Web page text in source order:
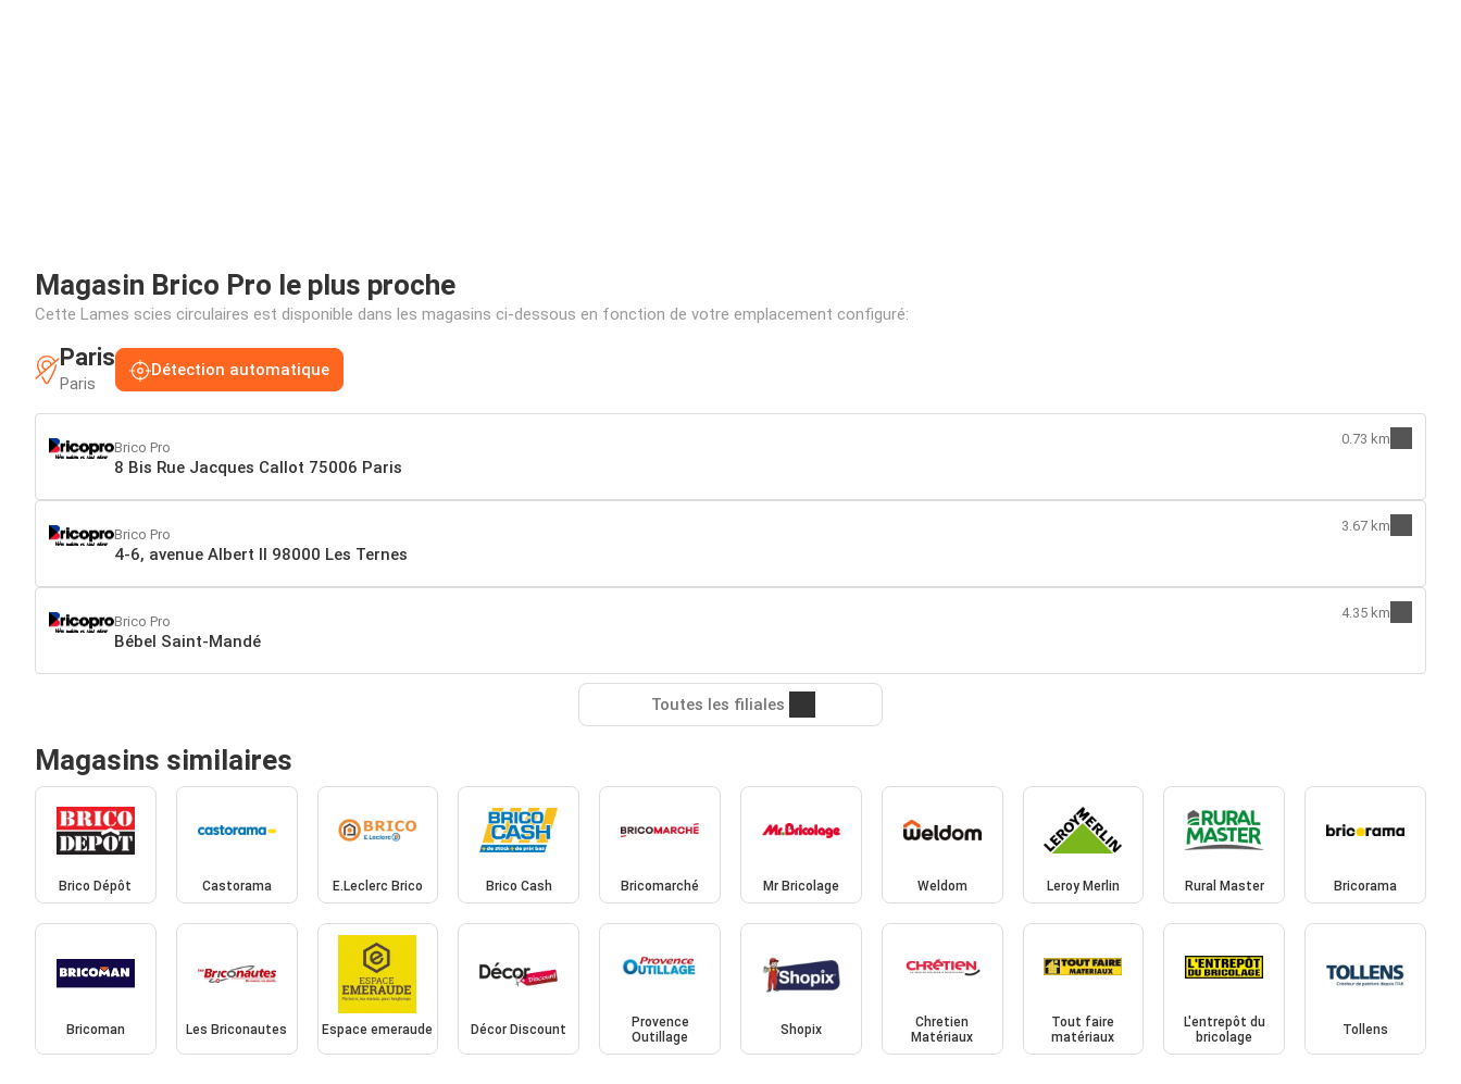
Magasin Brico Pro le plus proche
Cette Lames scies circulaires est disponible dans les magasins ci-dessous en fonction de votre emplacement configuré:
Paris
Paris
Détection automatique
Brico Pro
8 Bis Rue Jacques Callot 75006 Paris
0.73 km
Brico Pro
4-6, avenue Albert II 98000 Les Ternes
3.67 km
Brico Pro
Bébel Saint-Mandé
4.35 km
Toutes les filiales
Magasins similaires
Brico Dépôt Castorama E.Leclerc Brico Brico Cash Bricomarché Mr Bricolage Weldom Leroy Merlin Rural Master Bricorama
Bricoman Les Briconautes Espace emeraude Décor Discount
Provence
Outillage
Shopix
Chretien
Matériaux
Tout faire
matériaux
L'entrepôt du
bricolage
Tollens